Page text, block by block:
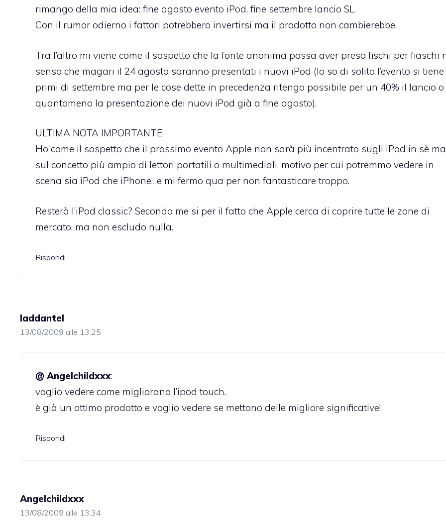
rimango della mia idea: fine agosto evento iPod, fine settembre lancio SL.
Con il rumor odierno i fattori potrebbero invertirsi ma il prodotto non cambierebbe.
Tra l’altro mi viene come il sospetto che la fonte anonima possa aver preso fischi per fiaschi
senso che magari il 24 agosto saranno presentati i nuovi iPod (lo so di solito l’evento si tiene
primi di settembre ma per le cose dette in precedenza ritengo possibile per un 40% il lancio o
quantomeno la presentazione dei nuovi iPod già a fine agosto).
ULTIMA NOTA IMPORTANTE
Ho come il sospetto che il prossimo evento Apple non sarà più incentrato sugli iPod in sè ma
sul concetto più ampio di lettori portatili o multimediali, motivo per cui potremmo vedere in
scena sia iPod che iPhone…e mi fermo qua per non fantasticare troppo.
Resterà l’iPod classic? Secondo me si per il fatto che Apple cerca di coprire tutte le zone di
mercato, ma non escludo nulla.
Rispondi
laddantel
13/08/2009 alle 13:25
@ Angelchildxxx:
voglio vedere come migliorano l’ipod touch.
è già un ottimo prodotto e voglio vedere se mettono delle migliore significative!
Rispondi
Angelchildxxx
13/08/2009 alle 13:34